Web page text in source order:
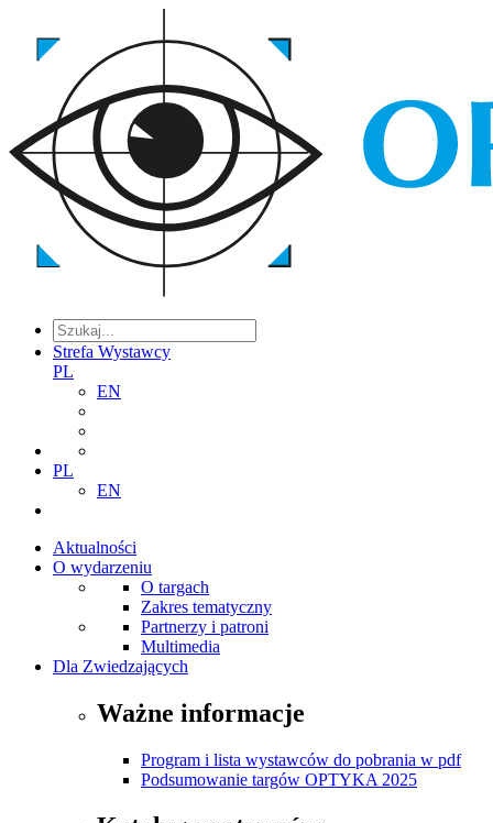
Strefa Wystawcy
PL
EN
PL
EN
Aktualności
O wydarzeniu
O targach
Zakres tematyczny
Partnerzy i patroni
Multimedia
Dla Zwiedzających
Ważne informacje
Program i lista wystawców do pobrania w pdf
Podsumowanie targów OPTYKA 2025